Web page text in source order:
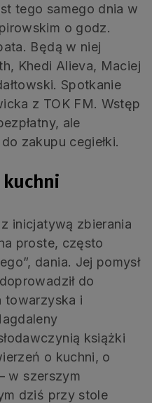
tego samego dnia w
o godz.
Będą w niej
Khedi Alieva, Maciej
Spotkanie
z TOK FM. Wstęp
ale
zakupu cegiełki.
kuchni
inicjatywą zbierania
proste, często
dania. Jej pomysł
do
towarzyska i
książki
o kuchni, o
w szerszym
dziś przy stole